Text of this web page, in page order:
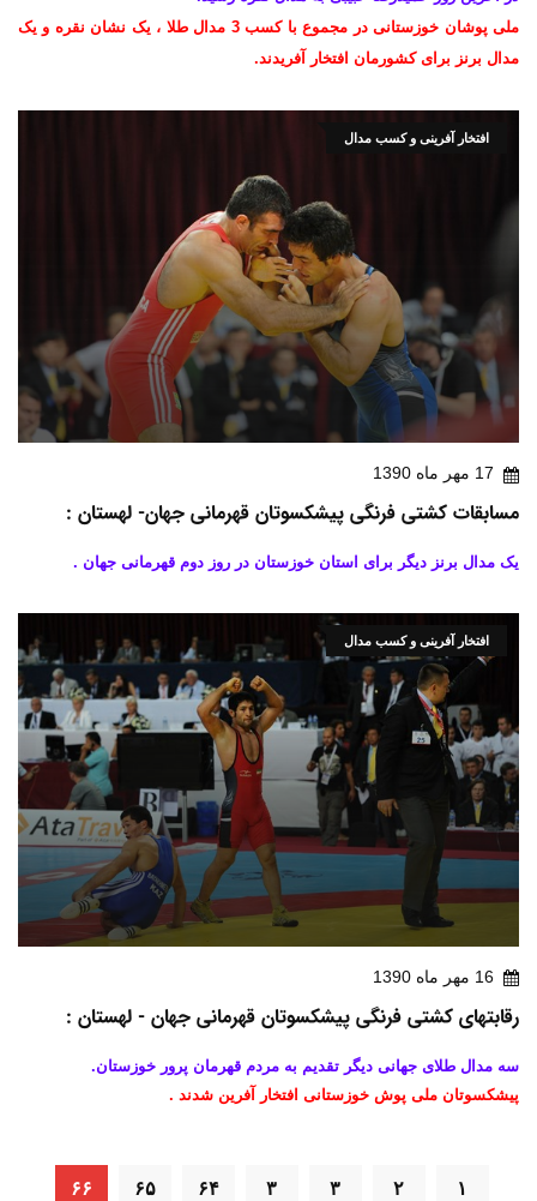
ملی پوشان خوزستانی در مجموع با کسب 3 مدال طلا ، یک نشان نقره و یک
مدال برنز برای کشورمان افتخار آفریدند.
افتخار آفرینی و کسب مدال
17 مهر ماه 1390
مسابقات کشتی فرنگی پیشکسوتان قهرمانی جهان- لهستان :
یک مدال برنز دیگر برای استان خوزستان در روز دوم قهرمانی جهان .
افتخار آفرینی و کسب مدال
16 مهر ماه 1390
رقابتهای کشتی فرنگی پیشکسوتان قهرمانی جهان - لهستان :
سه مدال طلای جهانی دیگر تقدیم به مردم قهرمان پرور خوزستان.
پیشکسوتان ملی پوش خوزستانی افتخار آفرین شدند .
۱ ۲ ۳ ۳ ۶۴ ۶۵ ۶۶